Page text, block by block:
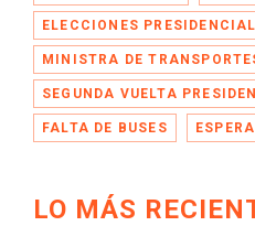
ELECCIONES
MINISTRA DE
SEGUNDA VUELTA
FALTA DE BUSES
LO MÁS